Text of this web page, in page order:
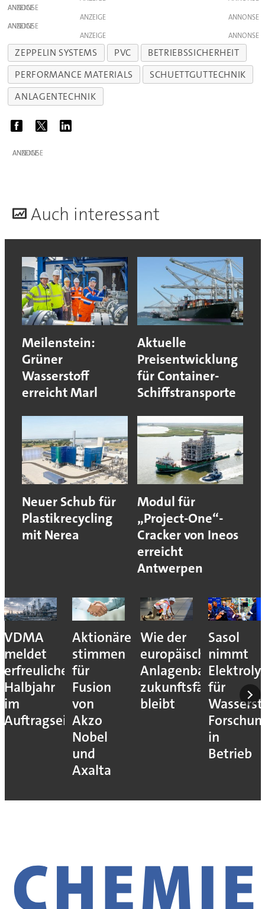
ANZEIGE
ANZEIGE
ANZEIGE
ANZEIGE
ZEPPELIN SYSTEMS PVC
BETRIEBSSICHERHEIT
PERFORMANCE MATERIALS
SCHUETTGUTTECHNIK
ANLAGENTECHNIK
ANZEIGE
Auch interessant
Meilenstein:
Grüner
Wasserstoff
erreicht Marl
Aktuelle
Preisentwicklung
für Container-
Schiffstransporte
Neuer Schub für
Plastikrecycling
mit Nerea
Modul für
„Project-One“-
Cracker von Ineos
erreicht
Antwerpen
VDMA
meldet
erfreuliches
Halbjahr
im
Auftragseingang
Aktionäre
stimmen
für
Fusion
von
Akzo
Nobel
und
Axalta
Wie der
europäische
Anlagenbau
zukunftsfähig
bleibt
Sasol
nimmt
für
in
Betrieb